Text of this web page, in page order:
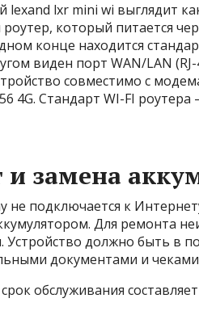
lxr mini wi выглядит
который питается
конце находится
виден порт WAN/LAN
совместимо с
4G. Стандарт WI-FI
замена
не подключается к
Для ремонта
Устройство должно быть в
документами и
обслуживания